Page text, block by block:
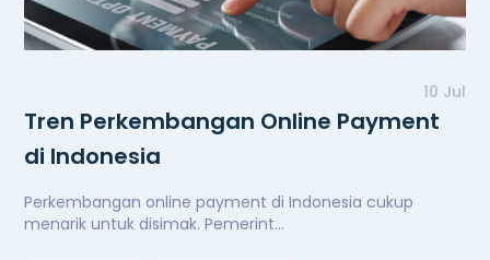
10 Jul
Tren Perkembangan Online Payment
di Indonesia
Perkembangan online payment di Indonesia cukup
menarik untuk disimak. Pemerint...